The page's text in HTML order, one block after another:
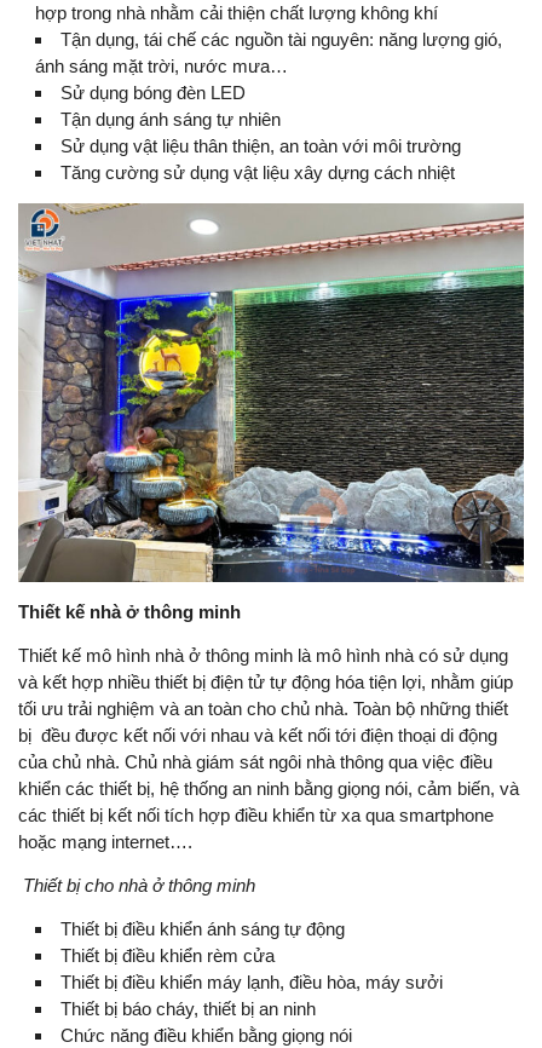
hợp trong nhà nhằm cải thiện chất lượng không khí
Tận dụng, tái chế các nguồn tài nguyên: năng lượng gió,
ánh sáng mặt trời, nước mưa…
Sử dụng bóng đèn LED
Tận dụng ánh sáng tự nhiên
Sử dụng vật liệu thân thiện, an toàn với môi trường
Tăng cường sử dụng vật liệu xây dựng cách nhiệt
Thiết kế nhà ở thông minh
Thiết kế mô hình nhà ở thông minh là mô hình nhà có sử dụng
và kết hợp nhiều thiết bị điện tử tự động hóa tiện lợi, nhằm giúp
tối ưu trải nghiệm và an toàn cho chủ nhà. Toàn bộ những thiết
bị đều được kết nối với nhau và kết nối tới điện thoại di động
của chủ nhà. Chủ nhà giám sát ngôi nhà thông qua việc điều
khiển các thiết bị, hệ thống an ninh bằng giọng nói, cảm biến, và
các thiết bị kết nối tích hợp điều khiển từ xa qua smartphone
hoặc mạng internet….
Thiết bị cho nhà ở thông minh
Thiết bị điều khiển ánh sáng tự động
Thiết bị điều khiển rèm cửa
Thiết bị điều khiển máy lạnh, điều hòa, máy sưởi
Thiết bị báo cháy, thiết bị an ninh
Chức năng điều khiển bằng giọng nói